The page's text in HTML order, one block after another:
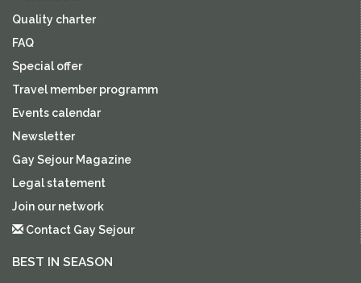
Quality charter
FAQ
Special offer
Travel member programm
Events calendar
Newsletter
Gay Sejour Magazine
Legal statement
Join our network
Contact Gay Sejour
BEST IN SEASON